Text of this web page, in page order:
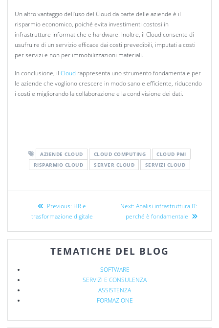
Un altro vantaggio dell’uso del Cloud da parte delle aziende è il
risparmio economico, poiché evita investimenti costosi in
infrastrutture informatiche e hardware. Inoltre, il Cloud consente di
usufruire di un servizio efficace dai costi prevedibili, imputati a costi
per servizi e non per immobilizzazioni materiali.
In conclusione, il Cloud rappresenta uno strumento fondamentale per
le aziende che vogliono crescere in modo sano e efficiente, riducendo
i costi e migliorando la collaborazione e la condivisione dei dati.
AZIENDE CLOUD CLOUD COMPUTING
CLOUD PMI
RISPARMIO CLOUD
SERVER CLOUD SERVIZI CLOUD
Previous: HR e
trasformazione digitale
Next: Analisi infrastruttura IT:
perché è fondamentale
TEMATICHE DEL BLOG
SOFTWARE
SERVIZI E CONSULENZA
ASSISTENZA
FORMAZIONE